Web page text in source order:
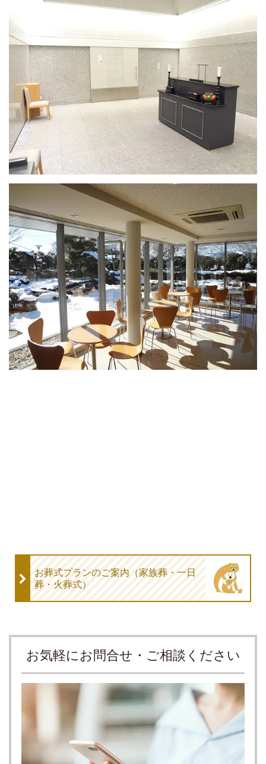
お葬式プランのご案内（家族葬・一日
葬・火葬式）
お気軽にお問合せ・ご相談ください